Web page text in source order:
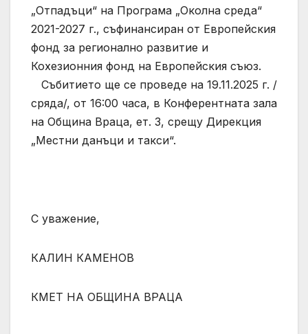
„Отпадъци“ на Програма „Околна среда“
2021-2027 г., съфинансиран от Европейския
фонд за регионално развитие и
Кохезионния фонд на Европейския съюз.
Събитието ще се проведе на 19.11.2025 г. /
сряда/, от 16:00 часа, в Конферентната зала
на Община Враца, ет. 3, срещу Дирекция
„Местни данъци и такси“.
С уважение,
КАЛИН КАМЕНОВ
КМЕТ НА ОБЩИНА ВРАЦА